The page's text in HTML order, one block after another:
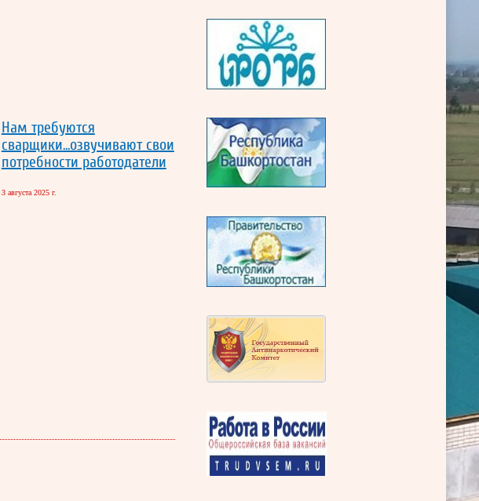
Нам требуются
сварщики...озвучивают свои
потребности работодатели
3 августа 2025 г.